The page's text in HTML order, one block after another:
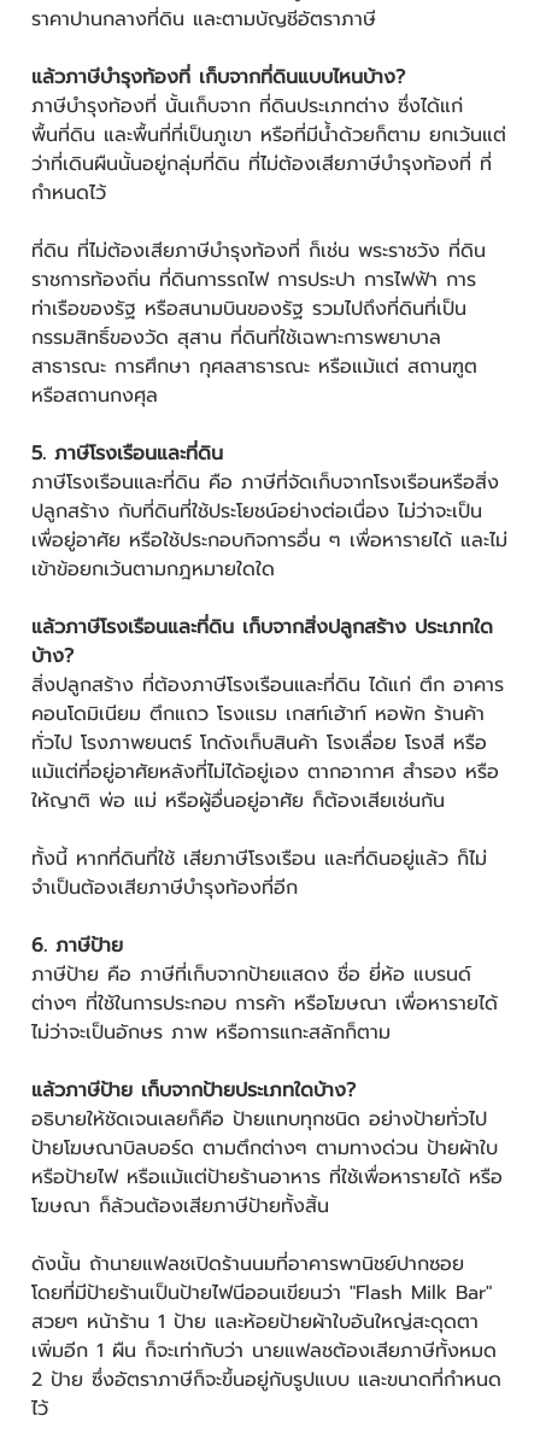
ราคาปานกลางที่ดิน และตามบัญชีอัตราภาษี
แล้วภาษีบำรุงท้องที่ เก็บจากที่ดินแบบไหนบ้าง?
ภาษีบำรุงท้องที่ นั้นเก็บจาก ที่ดินประเภทต่าง ซึ่งได้แก่
พื้นที่ดิน และพื้นที่ที่เป็นภูเขา หรือที่มีน้ําด้วยก็ตาม ยกเว้นแต่
ว่าที่เดินผืนนั้นอยู่กลุ่มที่ดิน ที่ไม่ต้องเสียภาษีบำรุงท้องที่ ที่
กำหนดไว้
ที่ดิน ที่ไม่ต้องเสียภาษีบำรุงท้องที่ ก็เช่น พระราชวัง ที่ดิน
ราชการท้องถิ่น ที่ดินการรถไฟ การประปา การไฟฟ้า การ
ท่าเรือของรัฐ หรือสนามบินของรัฐ รวมไปถึงที่ดินที่เป็น
กรรมสิทธิ์ของวัด สุสาน ที่ดินที่ใช้เฉพาะการพยาบาล
สาธารณะ การศึกษา กุศลสาธารณะ หรือแม้แต่ สถานฑูต
หรือสถานกงศุล
5. ภาษีโรงเรือนและที่ดิน
ภาษีโรงเรือนและที่ดิน คือ ภาษีที่จัดเก็บจากโรงเรือนหรือสิ่ง
ปลูกสร้าง กับที่ดินที่ใช้ประโยชน์อย่างต่อเนื่อง ไม่ว่าจะเป็น
เพื่อยู่อาศัย หรือใช้ประกอบกิจการอื่น ๆ เพื่อหารายได้ และไม่
เข้าข้อยกเว้นตามกฎหมายใดใด
แล้วภาษีโรงเรือนและที่ดิน เก็บจากสิ่งปลูกสร้าง ประเภทใด
บ้าง?
สิ่งปลูกสร้าง ที่ต้องภาษีโรงเรือนและที่ดิน ได้แก่ ตึก อาคาร
คอนโดมิเนียม ตึกแถว โรงแรม เกสท์เฮ้าท์ หอพัก ร้านค้า
ทั่วไป โรงภาพยนตร์ โกดังเก็บสินค้า โรงเลื่อย โรงสี หรือ
แม้แต่ที่อยู่อาศัยหลังที่ไม่ได้อยู่เอง ตากอากาศ สำรอง หรือ
ให้ญาติ พ่อ แม่ หรือผู้อื่นอยู่อาศัย ก็ต้องเสียเช่นกัน
ทั้งนี้ หากที่ดินที่ใช้ เสียภาษีโรงเรือน และที่ดินอยู่แล้ว ก็ไม่
จำเป็นต้องเสียภาษีบำรุงท้องที่อีก
6. ภาษีป้าย
ภาษีป้าย คือ ภาษีที่เก็บจากป้ายแสดง ชื่อ ยี่ห้อ แบรนด์
ต่างๆ ที่ใช้ในการประกอบ การค้า หรือโฆษณา เพื่อหารายได้
ไม่ว่าจะเป็นอักษร ภาพ หรือการแกะสลักก็ตาม
แล้วภาษีป้าย เก็บจากป้ายประเภทใดบ้าง?
อธิบายให้ชัดเจนเลยก็คือ ป้ายแทบทุกชนิด อย่างป้ายทั่วไป
ป้ายโฆษณาบิลบอร์ด ตามตึกต่างๆ ตามทางด่วน ป้ายผ้าใบ
หรือป้ายไฟ หรือแม้แต่ป้ายร้านอาหาร ที่ใช้เพื่อหารายได้ หรือ
โฆษณา ก็ล้วนต้องเสียภาษีป้ายทั้งสิ้น
ดังนั้น ถ้านายแฟลชเปิดร้านนมที่อาคารพานิชย์ปากซอย
โดยที่มีป้ายร้านเป็นป้ายไฟนีออนเขียนว่า "Flash Milk Bar"
สวยๆ หน้าร้าน 1 ป้าย และห้อยป้ายผ้าใบอันใหญ่สะดุดตา
เพิ่มอีก 1 ผืน ก็จะเท่ากับว่า นายแฟลชต้องเสียภาษีทั้งหมด
2 ป้าย ซึ่งอัตราภาษีก็จะขึ้นอยู่กับรูปแบบ และขนาดที่กำหนด
ไว้